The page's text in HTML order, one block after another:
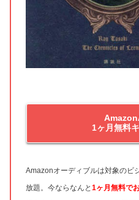
1ヶ月無料
Amazonオーディブルは対象のビ
放題。今ならなんと 1ヶ月無料で